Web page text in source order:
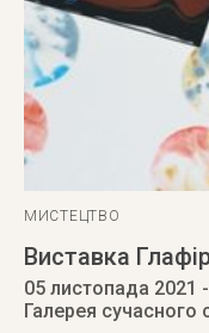
МИСТЕЦТВО
Виставка
05 листопада 2021
Галерея сучасного